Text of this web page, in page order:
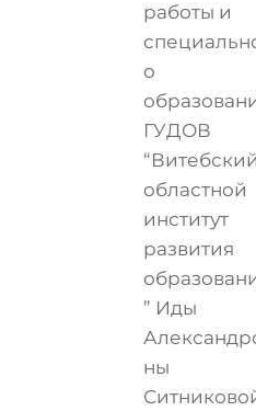
работы и
о
ГУДОВ
областной
институт
развития
” Иды
ны